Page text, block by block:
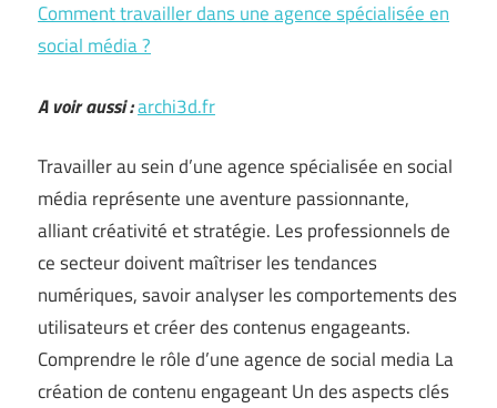
Comment travailler dans une agence spécialisée en
social média ?
A voir aussi :archi3d.fr
Travailler au sein d’une agence spécialisée en social
média représente une aventure passionnante,
alliant créativité et stratégie. Les professionnels de
ce secteur doivent maîtriser les tendances
numériques, savoir analyser les comportements des
utilisateurs et créer des contenus engageants.
Comprendre le rôle d’une agence de social media La
création de contenu engageant Un des aspects clés